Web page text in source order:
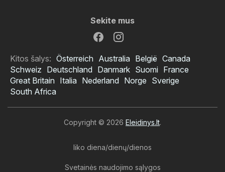
Sekite mus
Kitos šalys: Österreich Australia België Canada
Schweiz Deutschland Danmark Suomi France
Great Britain Italia Nederland Norge Sverige
South Africa
Copyright © 2026 Eleidinys.lt.
liko diena/dienų/dienos
Svetainės naudojimo sąlygos